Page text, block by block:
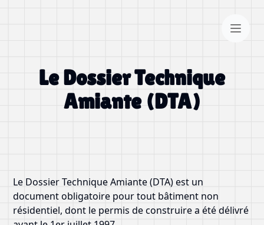
Le Dossier Technique
Amiante (DTA)
Le Dossier Technique Amiante (DTA) est un
document obligatoire pour tout bâtiment non
résidentiel, dont le permis de construire a été délivré